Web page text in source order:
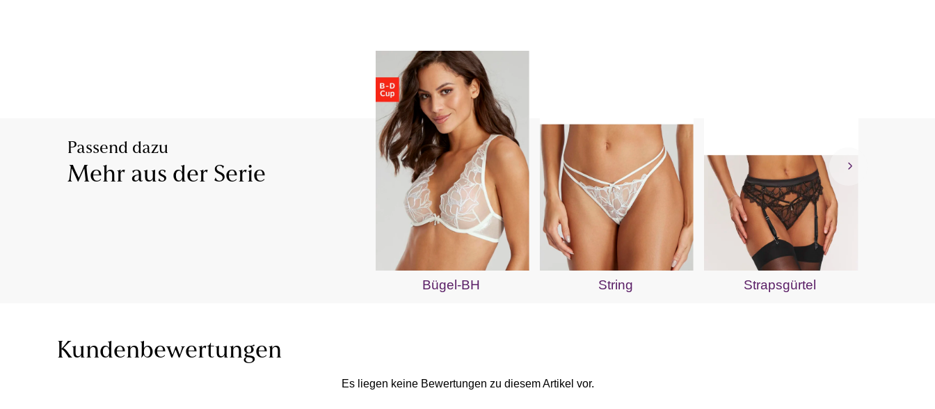
Passend dazu
Mehr aus der Serie
Bügel-BH String Strapsgürtel
Kundenbewertungen
Es liegen keine Bewertungen zu diesem Artikel vor.